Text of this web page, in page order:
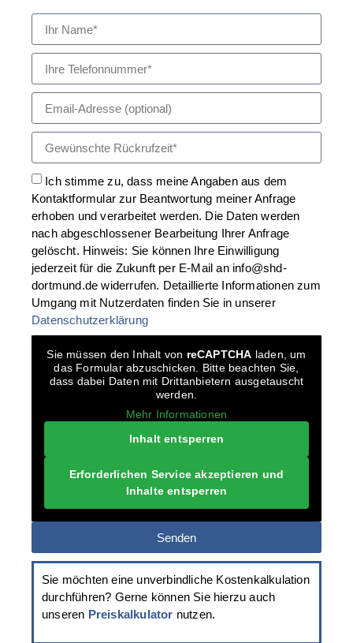
Ich stimme zu, dass meine Angaben aus dem
Kontaktformular zur Beantwortung meiner Anfrage
erhoben und verarbeitet werden. Die Daten werden
nach abgeschlossener Bearbeitung Ihrer Anfrage
gelöscht. Hinweis: Sie können Ihre Einwilligung
jederzeit für die Zukunft per E-Mail an info@shd-
dortmund.de widerrufen. Detaillierte Informationen zum
Umgang mit Nutzerdaten finden Sie in unserer
Datenschutzerklärung
Sie müssen den Inhalt von reCAPTCHA laden, um
das Formular abzuschicken. Bitte beachten Sie,
dass dabei Daten mit Drittanbietern ausgetauscht
werden.
Mehr Informationen
Inhalt entsperren
Erforderlichen Service akzeptieren und
Inhalte entsperren
Senden
Sie möchten eine unverbindliche Kostenkalkulation
durchführen? Gerne können Sie hierzu auch
unseren Preiskalkulator nutzen.